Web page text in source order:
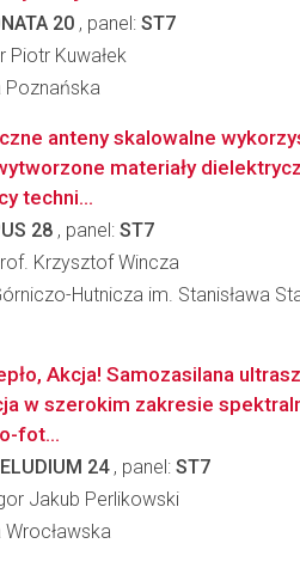
20 , panel: ST7
Piotr Kuwałek
Poznańska
anteny skalowalne
materiały
techni...
28 , panel: ST7
Krzysztof Wincza
Hutnicza im. Stanisława
Akcja! Samozasilana
w szerokim zakresie
fot...
24, panel: ST7
Jakub Perlikowski